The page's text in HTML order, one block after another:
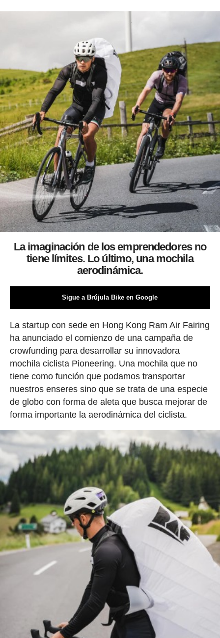
La imaginación de los emprendedores no
tiene límites. Lo último, una mochila
aerodinámica.
Sigue a Brújula Bike en Google
La startup con sede en Hong Kong Ram Air Fairing
ha anunciado el comienzo de una campaña de
crowfunding para desarrollar su innovadora
mochila ciclista Pioneering. Una mochila que no
tiene como función que podamos transportar
nuestros enseres sino que se trata de una especie
de globo con forma de aleta que busca mejorar de
forma importante la aerodinámica del ciclista.